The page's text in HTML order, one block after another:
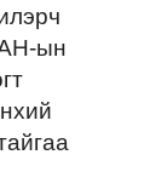
ын